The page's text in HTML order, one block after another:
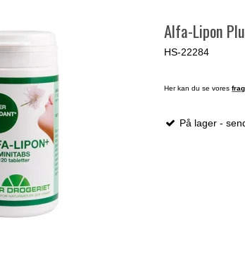
Alfa-Lipon
HS-22284
Her kan du se vores
På lager -